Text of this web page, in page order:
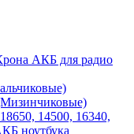
АКБ для радио
14500, 16340,
ноутбука